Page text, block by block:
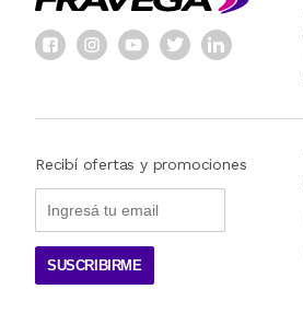
Recibí ofertas y promociones
SUSCRIBIRME